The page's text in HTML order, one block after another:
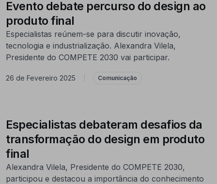
Evento debate percurso do design ao
produto final
Especialistas reúnem-se para discutir inovação,
tecnologia e industrialização. Alexandra Vilela,
Presidente do COMPETE 2030 vai participar.
26 de Fevereiro 2025 Comunicação
Especialistas debateram desafios da
transformação do design em produto
final
Alexandra Vilela, Presidente do COMPETE 2030,
participou e destacou a importância do conhecimento